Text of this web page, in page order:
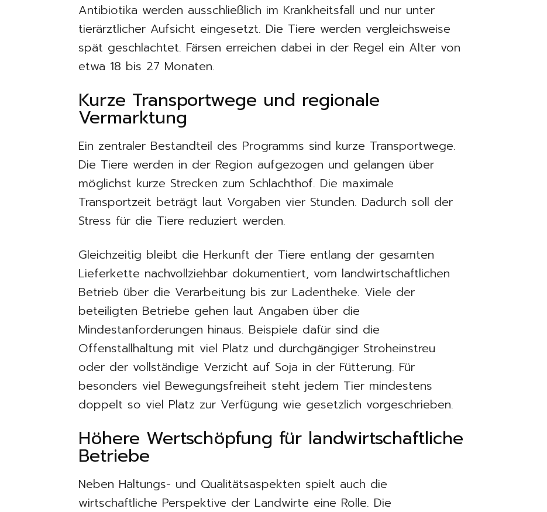
Antibiotika werden ausschließlich im Krankheitsfall und nur unter
tierärztlicher Aufsicht eingesetzt. Die Tiere werden vergleichsweise
spät geschlachtet. Färsen erreichen dabei in der Regel ein Alter von
etwa 18 bis 27 Monaten.
Kurze Transportwege und regionale
Vermarktung
Ein zentraler Bestandteil des Programms sind kurze Transportwege.
Die Tiere werden in der Region aufgezogen und gelangen über
möglichst kurze Strecken zum Schlachthof. Die maximale
Transportzeit beträgt laut Vorgaben vier Stunden. Dadurch soll der
Stress für die Tiere reduziert werden.
Gleichzeitig bleibt die Herkunft der Tiere entlang der gesamten
Lieferkette nachvollziehbar dokumentiert, vom landwirtschaftlichen
Betrieb über die Verarbeitung bis zur Ladentheke. Viele der
beteiligten Betriebe gehen laut Angaben über die
Mindestanforderungen hinaus. Beispiele dafür sind die
Offenstallhaltung mit viel Platz und durchgängiger Stroheinstreu
oder der vollständige Verzicht auf Soja in der Fütterung. Für
besonders viel Bewegungsfreiheit steht jedem Tier mindestens
doppelt so viel Platz zur Verfügung wie gesetzlich vorgeschrieben.
Höhere Wertschöpfung für landwirtschaftliche
Betriebe
Neben Haltungs- und Qualitätsaspekten spielt auch die
wirtschaftliche Perspektive der Landwirte eine Rolle. Die